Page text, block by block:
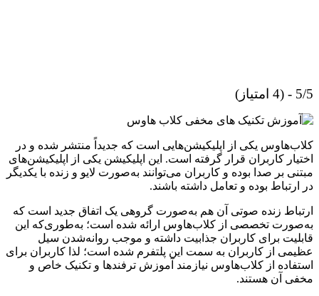
5/5 - (4 امتیاز)
کلاب‌هاوس یکی از اپلیکیشن‌هایی است که جدیداً منتشر شده و در
اختیار کاربران قرار گرفته است. این اپلیکیشن یکی از اپلیکیشن‌های
مبتنی بر صدا بوده و کاربران می‌توانند به‌صورت لایو و زنده با یکدیگر
در ارتباط بوده و تعامل داشته باشند.
ارتباط زنده صوتی آن هم به‌صورت گروهی یک اتفاق جدید است که
به‌صورت تخصصی از کلاب‌هاوس ارائه شده است؛ به‌طوری‌که این
قابلیت برای کاربران جذابیت داشته و موجب روانه‌شدن سیل
عظیمی از کاربران به سمت این پلتفرم شده است؛ لذا کاربران برای
استفاده از کلاب‌هاوس نیازمند آموزش ترفندها و تکنیک خاص و
مخفی آن هستند.